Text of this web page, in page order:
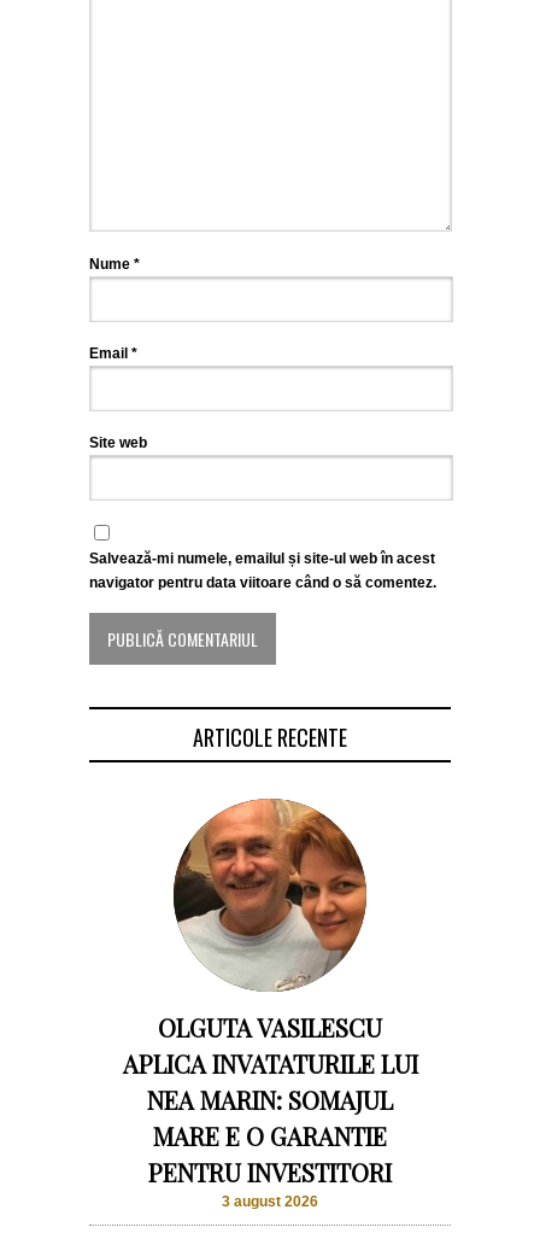
Nume *
Email *
Site web
Salvează-mi numele, emailul și site-ul web în acest
navigator pentru data viitoare când o să comentez.
ARTICOLE RECENTE
OLGUTA VASILESCU
APLICA INVATATURILE LUI
NEA MARIN: SOMAJUL
MARE E O GARANTIE
PENTRU INVESTITORI
3 august 2026